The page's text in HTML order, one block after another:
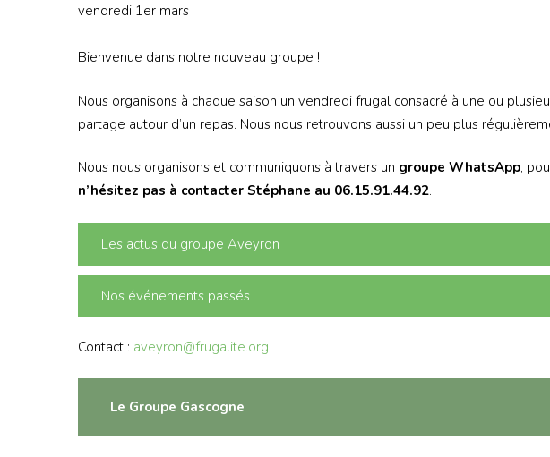
vendredi 1er mars
Bienvenue dans notre nouveau groupe !
Nous organisons à chaque saison un vendredi frugal consacré à une ou
partage autour d’un repas. Nous nous retrouvons aussi un peu plus
Nous nous organisons et communiquons à travers un groupe WhatsApp,
n’hésitez pas à contacter Stéphane au 06.15.91.44.92.
Les actus du groupe Aveyron
Nos événements passés
Contact : aveyron@frugalite.org
Le Groupe Gascogne